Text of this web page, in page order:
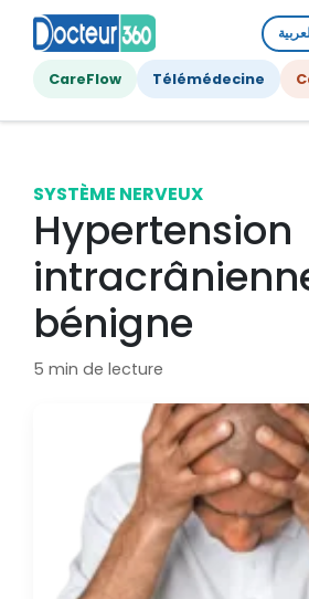
CareFlow Télémédecine
SYSTÈME NERVEUX
Hypertension
bénigne
5 min de lecture